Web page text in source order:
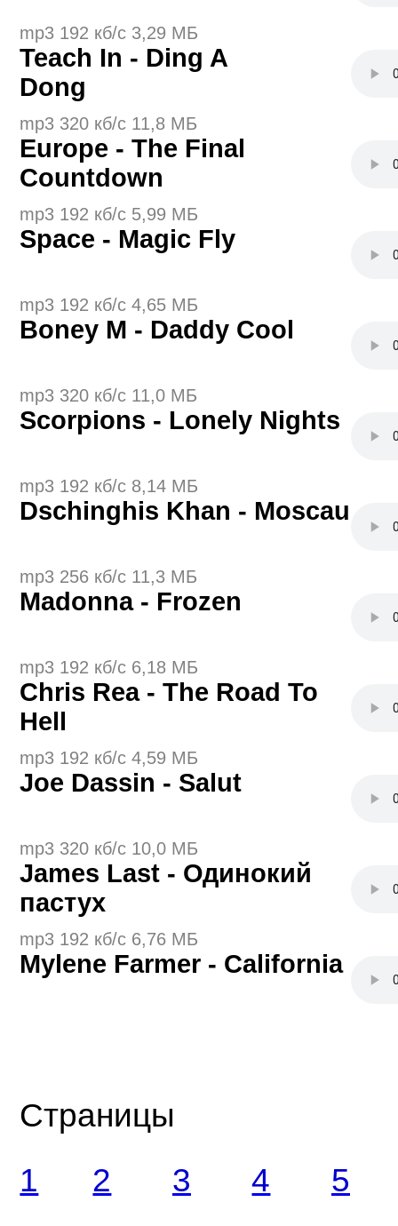
Страницы
mp3 192 кб/с 3,29 МБ
Teach In - Ding A
Dong
mp3 320 кб/с 11,8 МБ
Europe - The Final
Countdown
mp3 192 кб/с 5,99 МБ
Space - Magic Fly
mp3 192 кб/с 4,65 МБ
Boney M - Daddy Cool
mp3 320 кб/с 11,0 МБ
Scorpions - Lonely Nights
mp3 192 кб/с 8,14 МБ
Dschinghis Khan - Moscau
mp3 256 кб/с 11,3 МБ
Madonna - Frozen
mp3 192 кб/с 6,18 МБ
Chris Rea - The Road To
Hell
mp3 192 кб/с 4,59 МБ
Joe Dassin - Salut
mp3 320 кб/с 10,0 МБ
James Last - Одинокий
пастух
mp3 192 кб/с 6,76 МБ
Mylene Farmer - California
1 2 3 4 5